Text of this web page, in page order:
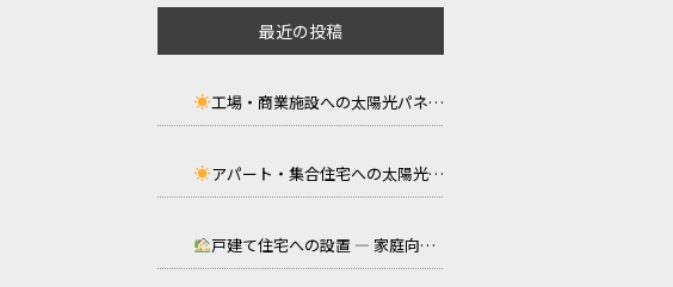
最近の投稿
工場・商業施設への太陽光パネル設置工事
アパート・集合住宅への太陽光パネル設置工事
戸建て住宅への設置 ― 家庭向け太陽光の特徴とポイント ―